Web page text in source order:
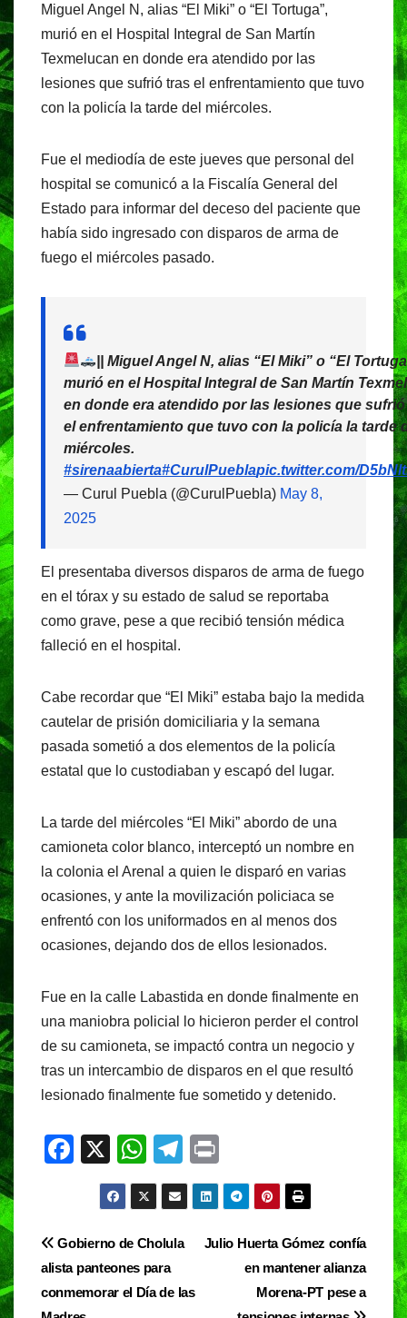
c
e
b
o
k
at
s
A
p
e
gr
a
m
t
Miguel Angel N, alias “El Miki” o “El Tortuga”,
murió en el Hospital Integral de San Martín
Texmelucan en donde era atendido por las
lesiones que sufrió tras el enfrentamiento que tuvo
con la policía la tarde del miércoles.
Fue el mediodía de este jueves que personal del
hospital se comunicó a la Fiscalía General del
Estado para informar del deceso del paciente que
había sido ingresado con disparos de arma de
fuego el miércoles pasado.
|| Miguel Angel N, alias “El Miki” o “El
murió en el Hospital Integral de San Martín
en donde era atendido por las lesiones que
el enfrentamiento que tuvo con la policía la tarde
miércoles.
#sirenaabierta#CurulPueblapic.twitter.com/
— Curul Puebla (@CurulPuebla) May 8,
2025
El presentaba diversos disparos de arma de fuego
en el tórax y su estado de salud se reportaba
como grave, pese a que recibió tensión médica
falleció en el hospital.
Cabe recordar que “El Miki” estaba bajo la medida
cautelar de prisión domiciliaria y la semana
pasada sometió a dos elementos de la policía
estatal que lo custodiaban y escapó del lugar.
La tarde del miércoles “El Miki” abordo de una
camioneta color blanco, interceptó un nombre en
la colonia el Arenal a quien le disparó en varias
ocasiones, y ante la movilización policiaca se
enfrentó con los uniformados en al menos dos
ocasiones, dejando dos de ellos lesionados.
Fue en la calle Labastida en donde finalmente en
una maniobra policial lo hicieron perder el control
de su camioneta, se impactó contra un negocio y
tras un intercambio de disparos en el que resultó
lesionado finalmente fue sometido y detenido.
F
e
b
o
X
W
h
at
s
A
p
T
el
e
gr
m
in
t
Navegación
de
Julio Huerta Gómez confía
en mantener alianza
Morena-PT pese a
Gobierno de Cholula
alista panteones para
conmemorar el Día de las